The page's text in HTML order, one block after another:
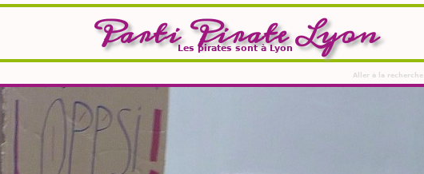
Parti Pirate Lyon
Les pirates sont à Lyon
Aller à la recherche